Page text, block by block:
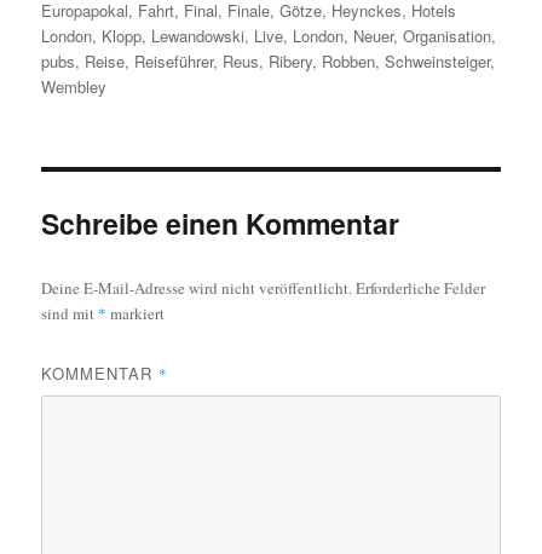
Europapokal, Fahrt, Final, Finale,Götze, Heynckes, Hotels
London, Klopp, Lewandowski, Live, London, Neuer,Organisation,
pubs, Reise, Reiseführer, Reus, Ribery, Robben,Schweinsteiger,
Wembley
Schreibe einen Kommentar
Deine E-Mail-Adresse wird nicht veröffentlicht.Erforderliche Felder
sind mit * markiert
KOMMENTAR *